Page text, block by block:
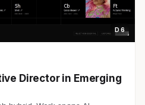
D 6
Director in Emerging